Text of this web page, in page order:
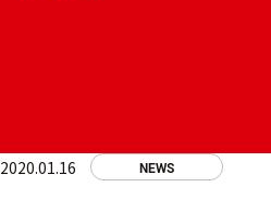
2020.01.16 NEWS